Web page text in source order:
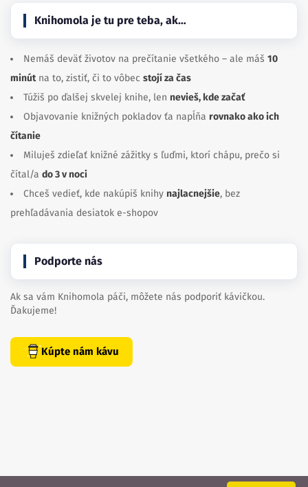
Knihomola je tu pre teba, ak…
Nemáš deväť životov na prečítanie všetkého – ale máš 10
minútna to, zistiť, či to vôbec stojí za čas
Túžiš po ďalšej skvelej knihe, len nevieš, kde začať
Objavovanie knižných pokladov ťa napĺňa rovnako ako ich
čítanie
Miluješ zdieľať knižné zážitky s ľuďmi, ktorí chápu, prečo si
čítal/a do 3 v noci
Chceš vedieť, kde nakúpiš knihy najlacnejšie, bez
prehľadávania desiatok e-shopov
Podporte nás
Ak sa vám Knihomola páči, môžete nás podporiť kávičkou.
Ďakujeme!
Kúpte nám kávu